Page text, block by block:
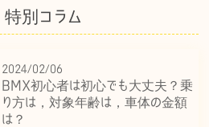
特別コラム
2024/02/06
BMX初心者は初心でも大丈夫？乗
り方は，対象年齢は，車体の金額
は？